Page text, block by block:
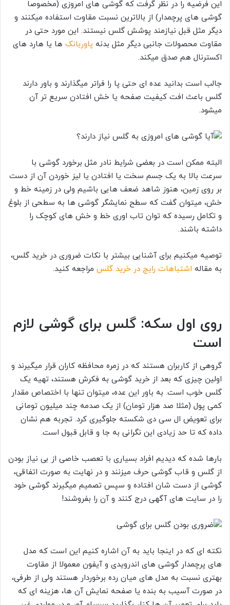
این فرضیه را در نظر گرفت که گوشی های امروزی (مخصوصا
گوشی های پرچمدار) از بالاترین نسبت مقاوت استفاده میکنند و
دیگر مثل قبل نیازمند پوشش گلس نیستند. این مورد حتی در
مقاوت محصولات جانبی دیگر مثل بدنه پاوربانک ها یا هارد های
اکسترنال هم صدق میکند.
جالب است بدانید عده ای حتی پا را فراتر میگذارند و باور دارند
گلس باعث افت کیفیت صفحه یا خش افتادن سریع تر آن
میشود.
البته ممکن است در بعضی شرایط نادر مثل برخورد گوشی با
سرعت بالا به یک جسم سخت یا افتادن یا لیز خوردن آن از دست
بر روی زمین، هنوز شاهد ضعف هایی باشیم ولی در زمینه خط و
خش، میتوان گفت که سطح نمایشگر گوشی ها به سطحی از بلوغ
و تکامل رسیده که توان تاب اوری خط و خش های کوچک را
داشته باشند.
توصیه میکنیم برای آشنایی بیشتر با نکات ضروری در خرید گلس،
به مقاله اشتباهات رایج در خرید گلس مراجعه کنید.
روی اول سکه: گلس برای گوشی لازم
است
گروهی از کاربران هستند که در زمره محافظه کاران قرار میگیرند و
اولین چیزی که بعد از خرید گوشی به فکرش هستند، تهیه یک
گلس خوب است. به باور این عده، میتوان تنها با اختصاص مقدار
کمی پول (مثلا صد هزار تومان) از یک صدمه چند میلیون تومانی
برای تعویض ال سی دی شکسته جلوگیری کرد. تجربه هم نشان
داده که تا حد زیادی این نگرانی به جا و قابل قبول است.
بارها شده که دیدیم افراد بسیاری با تعصب خاصی از بی نیاز بودن
از گلس و قاب گوشی حرف میزنند و در نهایت به صورت اتفاقی،
گوشی از دست شان افتاده و سپس تصمیم میگیرند گوشی خود
را در سایت های آگهی درج کنند و آن را بفروشند!
نکته ای که در اینجا باید به آن اشاره کنیم این است که مدل
های پرچمدار گوشی های اندرویدی و آیفون معمولا از مقاوت
بهتری نسبت به مدل های میان رده برخوردار هستند ولی از طرفی،
در صورت آسیب به بنده یا صفحه نمایش آن ها، هزینه ای که